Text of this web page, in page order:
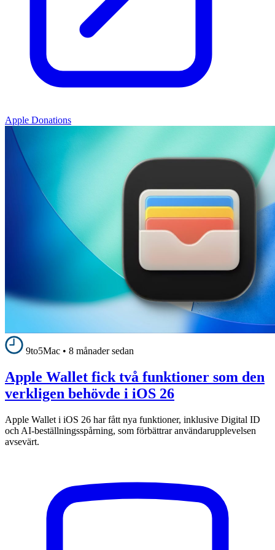
Apple Donations
9to5Mac • 8 månader sedan
Apple Wallet fick två funktioner som den
verkligen behövde i iOS 26
Apple Wallet i iOS 26 har fått nya funktioner, inklusive Digital ID
och AI-beställningsspårning, som förbättrar användarupplevelsen
avsevärt.